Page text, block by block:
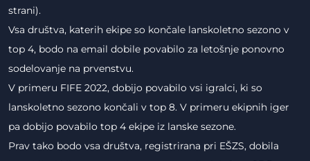
strani).
Vsa društva, katerih ekipe so končale lanskoletno sezono v
top 4, bodo na email dobile povabilo za letošnje ponovno
sodelovanje na prvenstvu.
V primeru FIFE 2022, dobijo povabilo vsi igralci, ki so
lanskoletno sezono končali v top 8. V primeru ekipnih iger
pa dobijo povabilo top 4 ekipe iz lanske sezone.
Prav tako bodo vsa društva, registrirana pri EŠZS, dobila